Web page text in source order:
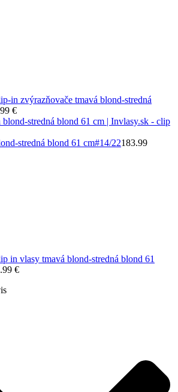
in zvýrazňovače tmavá blond-stredná
€
stredná blond 61 cm#14/22183.99
in vlasy tmavá blond-stredná blond 61
€